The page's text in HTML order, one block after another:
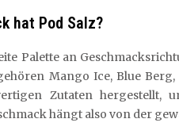
hat Pod Salz?
Palette an
Mango Ice, Blue
Zutaten hergestellt,
hängt also von der